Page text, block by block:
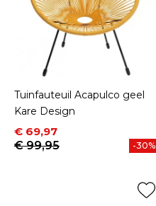
Tuinfauteuil Acapulco geel
Kare Design
Prijs
€ 69,97
Normale prijs
€ 99,95
-30%